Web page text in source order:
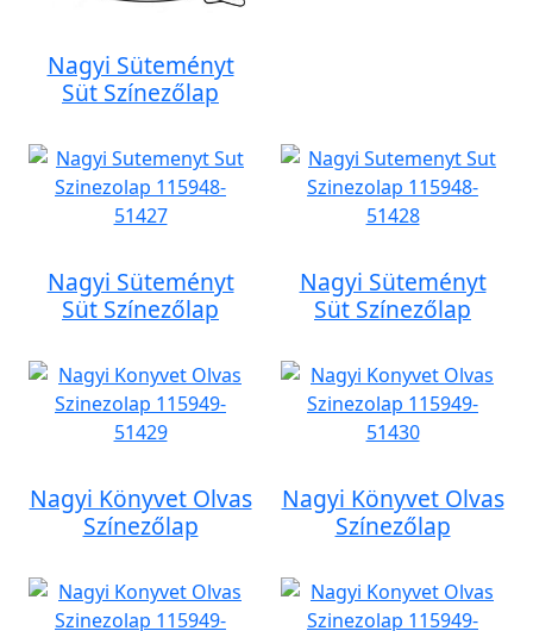
Nagyi Süteményt
Süt Színezőlap
Nagyi Süteményt
Süt Színezőlap
Nagyi Süteményt
Süt Színezőlap
Nagyi Könyvet Olvas
Színezőlap
Nagyi Könyvet Olvas
Színezőlap